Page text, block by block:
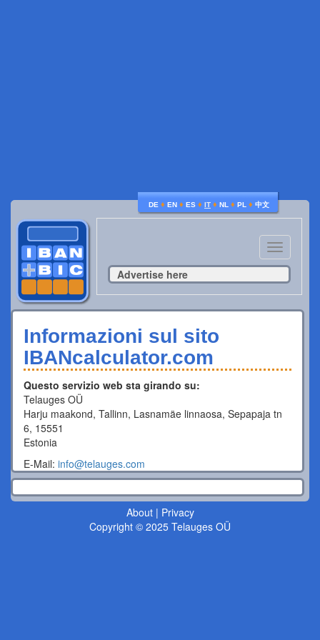
DE ♦ EN ♦ ES ♦ IT ♦ NL ♦ PL ♦ 中文
Toggle
navigation
Advertise here
Informazioni sul sito
IBANcalculator.com
Questo servizio web sta girando su:
Telauges OÜ
Harju maakond, Tallinn, Lasnamäe linnaosa, Sepapaja tn
6, 15551
Estonia
E-Mail: info@telauges.com
About| Privacy
Copyright © 2025 Telauges OÜ